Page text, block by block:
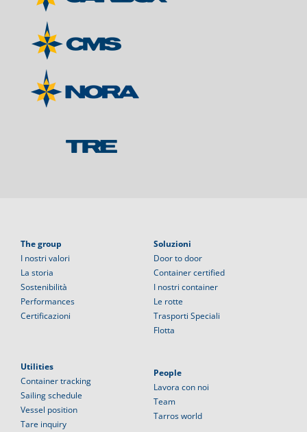
The group
I nostri valori
La storia
Sostenibilità
Performances
Certificazioni
Soluzioni
Door to door
Container certified
I nostri container
Le rotte
Trasporti Speciali
Flotta
Utilities
Container tracking
Sailing schedule
Vessel position
Tare inquiry
People
Lavora con noi
Team
Tarros world